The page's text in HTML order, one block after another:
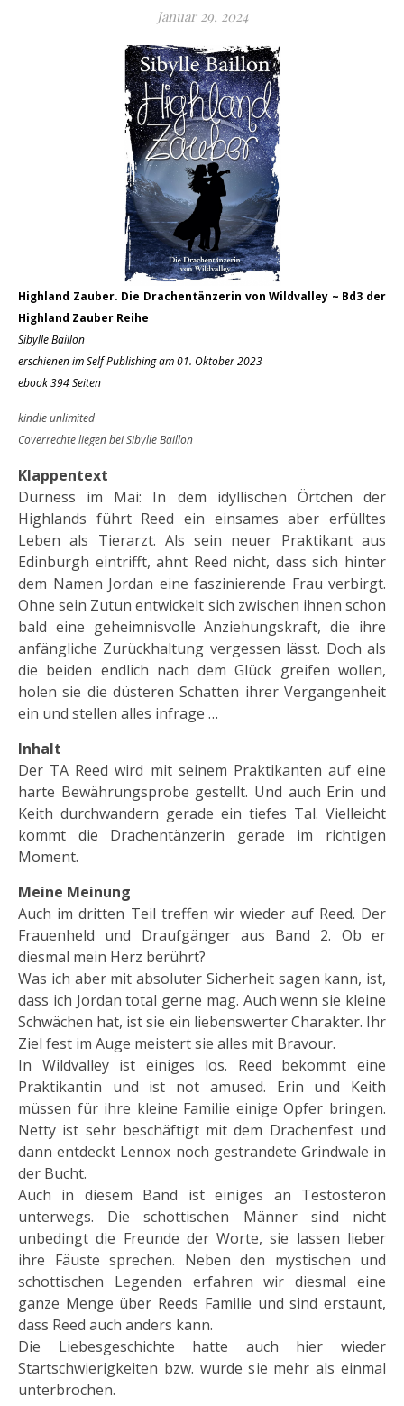
Januar 29, 2024
Highland Zauber. Die Drachentänzerin von Wildvalley ~ Bd3 der
Highland Zauber Reihe
Sibylle Baillon
erschienen im Self Publishing am 01. Oktober 2023
ebook 394 Seiten
kindle unlimited
Coverrechte liegen bei Sibylle Baillon
Klappentext
Durness im Mai: In dem idyllischen Örtchen der
Highlands führt Reed ein einsames aber erfülltes
Leben als Tierarzt. Als sein neuer Praktikant aus
Edinburgh eintrifft, ahnt Reed nicht, dass sich hinter
dem Namen Jordan eine faszinierende Frau verbirgt.
Ohne sein Zutun entwickelt sich zwischen ihnen schon
bald eine geheimnisvolle Anziehungskraft, die ihre
anfängliche Zurückhaltung vergessen lässt. Doch als
die beiden endlich nach dem Glück greifen wollen,
holen sie die düsteren Schatten ihrer Vergangenheit
ein und stellen alles infrage …
Inhalt
Der TA Reed wird mit seinem Praktikanten auf eine
harte Bewährungsprobe gestellt. Und auch Erin und
Keith durchwandern gerade ein tiefes Tal. Vielleicht
kommt die Drachentänzerin gerade im richtigen
Moment.
Meine Meinung
Auch im dritten Teil treffen wir wieder auf Reed. Der
Frauenheld und Draufgänger aus Band 2. Ob er
diesmal mein Herz berührt?
Was ich aber mit absoluter Sicherheit sagen kann, ist,
dass ich Jordan total gerne mag. Auch wenn sie kleine
Schwächen hat, ist sie ein liebenswerter Charakter. Ihr
Ziel fest im Auge meistert sie alles mit Bravour.
In Wildvalley ist einiges los. Reed bekommt eine
Praktikantin und ist not amused. Erin und Keith
müssen für ihre kleine Familie einige Opfer bringen.
Netty ist sehr beschäftigt mit dem Drachenfest und
dann entdeckt Lennox noch gestrandete Grindwale in
der Bucht.
Auch in diesem Band ist einiges an Testosteron
unterwegs. Die schottischen Männer sind nicht
unbedingt die Freunde der Worte, sie lassen lieber
ihre Fäuste sprechen. Neben den mystischen und
schottischen Legenden erfahren wir diesmal eine
ganze Menge über Reeds Familie und sind erstaunt,
dass Reed auch anders kann.
Die Liebesgeschichte hatte auch hier wieder
Startschwierigkeiten bzw. wurde sie mehr als einmal
unterbrochen.